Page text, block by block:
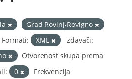
Grad Rovinj-Rovigno
Formati: XML
Izdavači:
Otvorenost skupa prema
0
Frekvencija